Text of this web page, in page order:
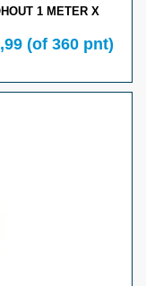
1 METER X
(of 360 pnt)